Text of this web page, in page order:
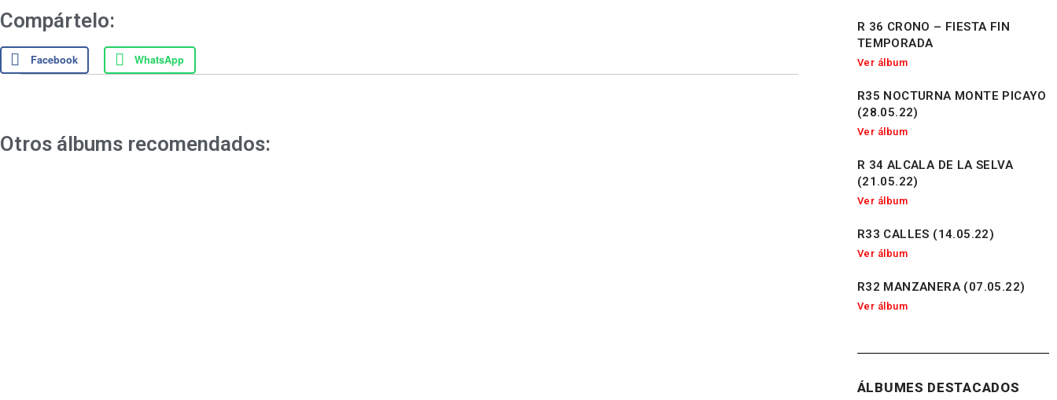
Compártelo:
Facebook WhatsApp
Otros álbums recomendados:
R 36 CRONO – FIESTA FIN
TEMPORADA
Ver álbum
R35 NOCTURNA MONTE PICAYO
(28.05.22)
Ver álbum
R 34 ALCALA DE LA SELVA
(21.05.22)
Ver álbum
R33 CALLES (14.05.22)
Ver álbum
R32 MANZANERA (07.05.22)
Ver álbum
ÁLBUMES DESTACADOS